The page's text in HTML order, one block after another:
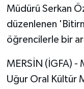
Müdürü Serkan
düzenlenen
öğrencilerle bir
MERSİN (İGFA) -
Uğur Oral Kültür